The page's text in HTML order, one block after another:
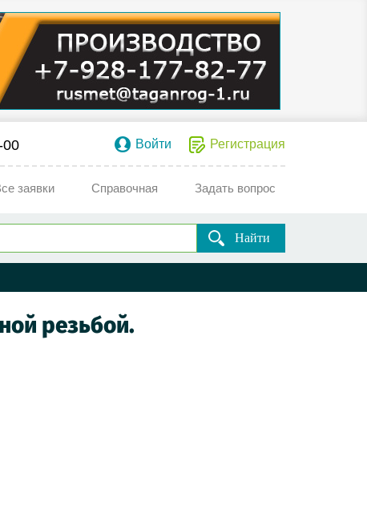
00 Войти Регистрация
заявки Справочная Задать вопрос
Найти
резьбой.